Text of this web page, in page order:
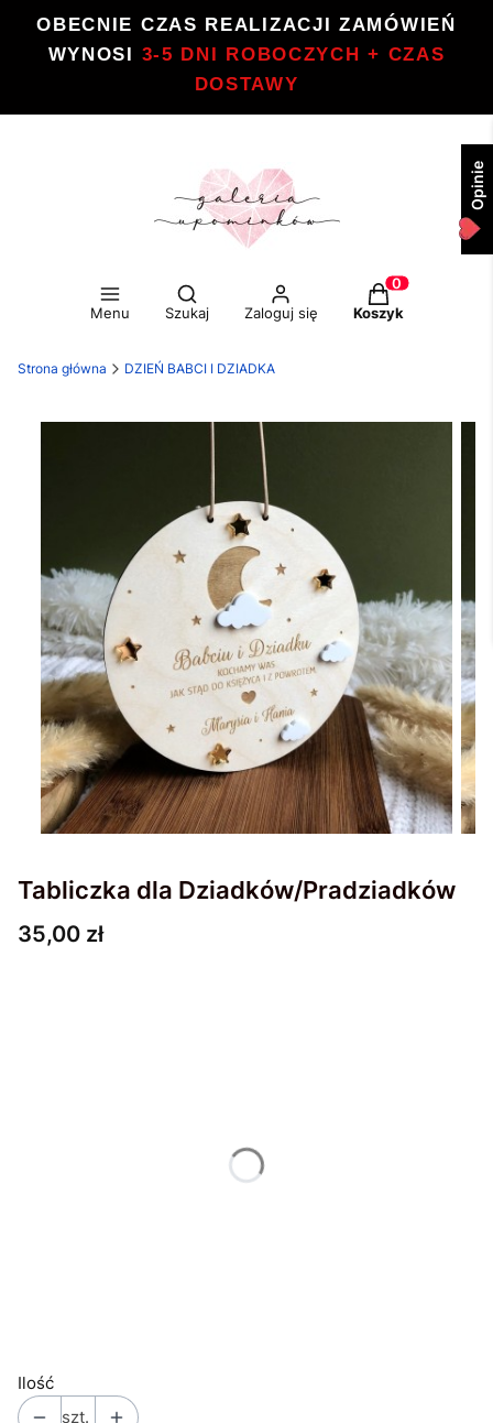
OBECNIE CZAS REALIZACJI ZAMÓWIEŃ
WYNOSI 3-5 DNI ROBOCZYCH + CZAS
DOSTAWY
Menu
Otwórz wyszukiwarkę
Szukaj Zaloguj się
Produkty w
Koszyk
Strona główna DZIEŃ BABCI I DZIADKA
Tabliczka dla Dziadków/Pradziadków
Cena
35,00 zł
Ilość
szt.
Opinie